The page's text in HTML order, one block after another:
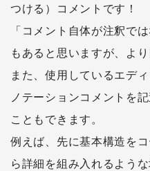
つける）コメントです！
「コメント自体が注釈で
もあると思いますが、よ
また、使用しているエデ
ノテーションコメントを
こともできます。
例えば、先に基本構造を
ら詳細を組み入れるよう